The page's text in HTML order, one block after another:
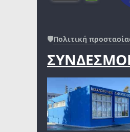
🛡️Πολιτική
ΣΥΝΔΕΣΜΟΙ